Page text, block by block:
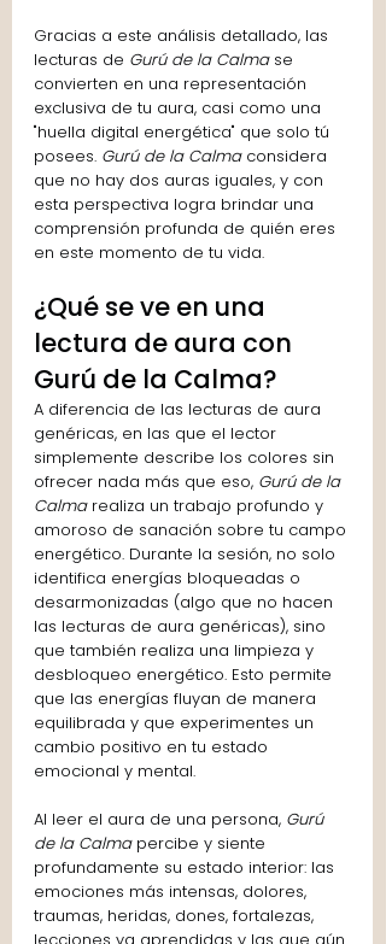
Gracias a este análisis detallado, las
lecturas de Gurú de la Calma se
convierten en una representación
exclusiva de tu aura, casi como una
"huella digital energética" que solo tú
posees. Gurú de la Calma considera
que no hay dos auras iguales, y con
esta perspectiva logra brindar una
comprensión profunda de quién eres
en este momento de tu vida.
¿Qué se ve en una
lectura de aura con
Gurú de la Calma?
A diferencia de las lecturas de aura
genéricas, en las que el lector
simplemente describe los colores sin
ofrecer nada más que eso, Gurú de la
Calma realiza un trabajo profundo y
amoroso de sanación sobre tu campo
energético. Durante la sesión, no solo
identifica energías bloqueadas o
desarmonizadas (algo que no hacen
las lecturas de aura genéricas), sino
que también realiza una limpieza y
desbloqueo energético. Esto permite
que las energías fluyan de manera
equilibrada y que experimentes un
cambio positivo en tu estado
emocional y mental.
Al leer el aura de una persona, Gurú
de la Calma percibe y siente
profundamente su estado interior: las
emociones más intensas, dolores,
traumas, heridas, dones, fortalezas,